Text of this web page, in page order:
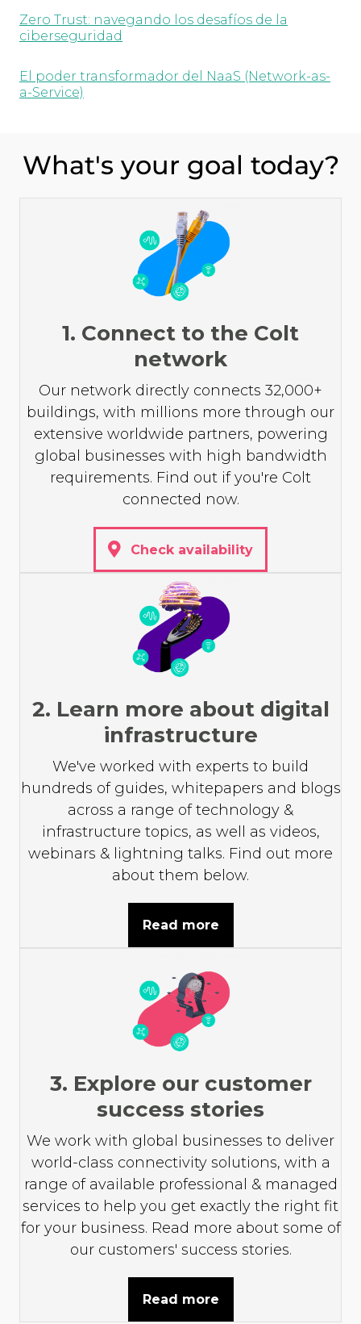
Zero Trust: navegando los desafíos de la
ciberseguridad
El poder transformador del NaaS (Network-as-
a-Service)
What's your goal today?
1. Connect to the Colt
network
Our network directly connects 32,000+
buildings, with millions more through our
extensive worldwide partners, powering
global businesses with high bandwidth
requirements. Find out if you're Colt
connected now.
Check availability
2. Learn more about digital
infrastructure
We've worked with experts to build
hundreds of guides, whitepapers and blogs
across a range of technology &
infrastructure topics, as well as videos,
webinars & lightning talks. Find out more
about them below.
Read more
3. Explore our customer
success stories
We work with global businesses to deliver
world-class connectivity solutions, with a
range of available professional & managed
services to help you get exactly the right fit
for your business. Read more about some of
our customers' success stories.
Read more